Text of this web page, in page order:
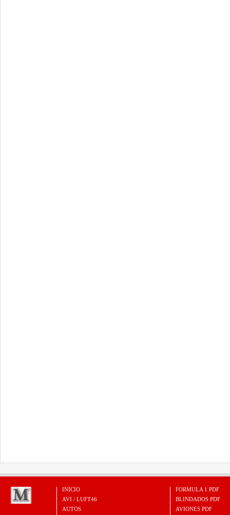
INICIO
AVI / LUFT46
AUTOS
FORMULA 1 PDF
BLINDADOS PDF
AVIONES PDF